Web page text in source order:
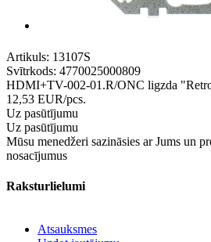
Artikuls: 13107S
Svītrkods: 4770025000809
HDMI+TV-002-01.R/ONC ligzda
12,53 EUR/pcs.
Uz pasūtījumu
Uz pasūtījumu
Mūsu menedžeri sazināsies ar Jums un
nosacījumus
Raksturlielumi
Atsauksmes